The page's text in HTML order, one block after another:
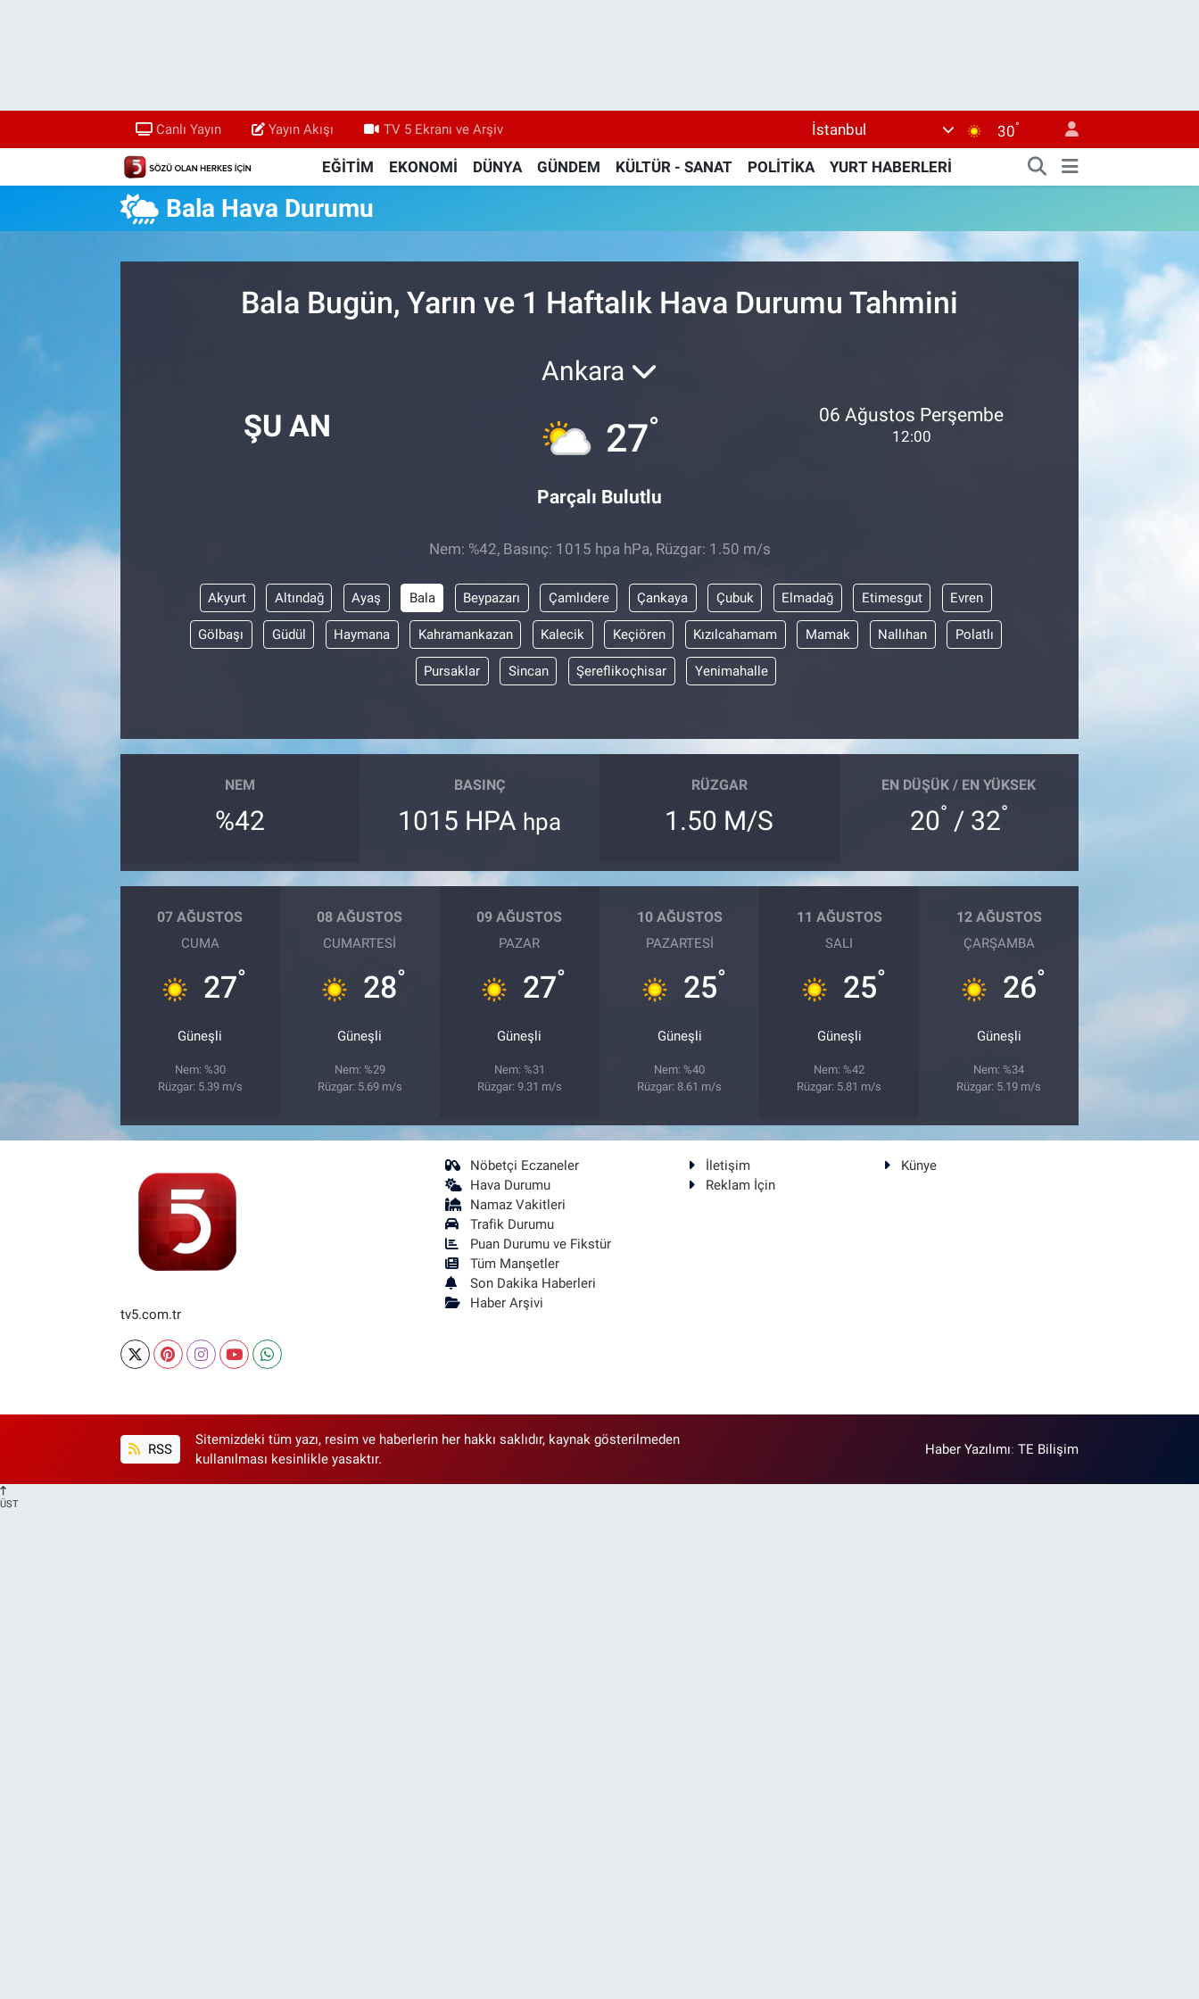
Canlı Yayın Yayın Akışı TV 5 Ekranı ve Arşiv İstanbul 30°
EĞİTİM EKONOMİ DÜNYA GÜNDEM KÜLTÜR - SANAT POLİTİKA YURT HABERLERİ
Bala Hava Durumu
Bala Bugün, Yarın ve 1 Haftalık Hava Durumu Tahmini
ŞU AN
Ankara
27°
Parçalı Bulutlu
06 Ağustos Perşembe
12:00
Nem: %42, Basınç: 1015 hpa hPa, Rüzgar: 1.50 m/s
Akyurt Altındağ Ayaş Bala Beypazarı Çamlıdere Çankaya Çubuk Elmadağ Etimesgut Evren
Gölbaşı Güdül Haymana Kahramankazan Kalecik Keçiören Kızılcahamam Mamak Nallıhan Polatlı
Pursaklar Sincan Şereflikoçhisar Yenimahalle
NEM
%42
BASINÇ
1015 HPA hpa
RÜZGAR
1.50 M/S
EN DÜŞÜK / EN YÜKSEK
20° / 32°
07 AĞUSTOS
CUMA
27°
Güneşli
Nem: %30
Rüzgar: 5.39 m/s
08 AĞUSTOS
CUMARTESI
28°
Güneşli
Nem: %29
Rüzgar: 5.69 m/s
09 AĞUSTOS
PAZAR
27°
Güneşli
Nem: %31
Rüzgar: 9.31 m/s
10 AĞUSTOS
PAZARTESI
25°
Güneşli
Nem: %40
Rüzgar: 8.61 m/s
11 AĞUSTOS
SALI
25°
Güneşli
Nem: %42
Rüzgar: 5.81 m/s
12 AĞUSTOS
ÇARŞAMBA
26°
Güneşli
Nem: %34
Rüzgar: 5.19 m/s
tv5.com.tr
Nöbetçi Eczaneler
Hava Durumu
Namaz Vakitleri
Trafik Durumu
Puan Durumu ve Fikstür
Tüm Manşetler
Son Dakika Haberleri
Haber Arşivi
İletişim
Künye
Reklam İçin
RSS
Sitemizdeki tüm yazı, resim ve haberlerin her hakkı saklıdır, kaynak gösterilmeden
kullanılması kesinlikle yasaktır.
Haber Yazılımı:TE Bilişim
ÜST
Yayın Akışı
TV 5 Ekranı ve Arşiv